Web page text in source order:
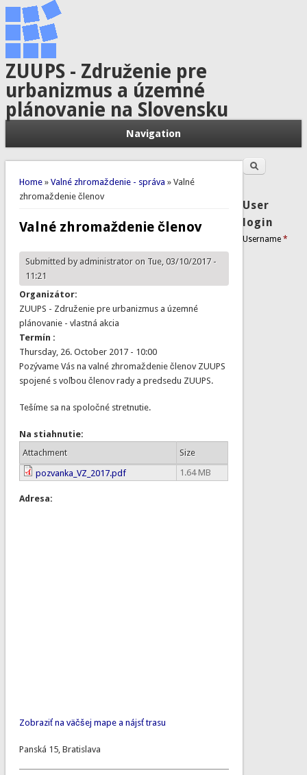
ZUUPS - Združenie pre
urbanizmus a územné
plánovanie na Slovensku
Navigation
You are here
Home» Valné zhromaždenie - správa » Valné
zhromaždenie členov
Valné zhromaždenie členov
Submitted by administratoron Tue, 03/10/2017 -
11:21
Organizátor:
ZUUPS - Združenie pre urbanizmus a územné
plánovanie - vlastná akcia
Termín :
Thursday, 26. October 2017 - 10:00
Pozývame Vás na valné zhromaždenie členov ZUUPS
spojené s voľbou členov rady a predsedu ZUUPS.
Tešíme sa na spoločné stretnutie.
Na stiahnutie:
Attachment
Size
pozvanka_VZ_2017.pdf
1.64 MB
Adresa:
Zobraziť na väčšej mape a nájsť trasu
Panská 15, Bratislava
Search form Search
User
login
Username *